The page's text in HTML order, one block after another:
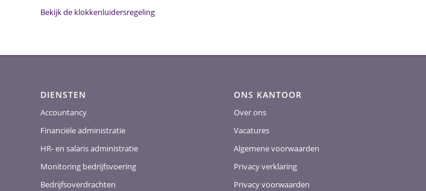
Bekijk de klokkenluidersregeling
DIENSTEN
Accountancy
Financiële administratie
HR- en salaris administratie
Monitoring bedrijfsvoering
Bedrijfsoverdrachten
ONS KANTOOR
Over ons
Vacatures
Algemene voorwaarden
Privacy verklaring
Privacy voorwaarden